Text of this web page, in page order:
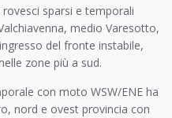
sparsi e temporali
medio Varesotto,
del fronte instabile,
zone più a sud.
con moto WSW/ENE ha
nord e ovest provincia con